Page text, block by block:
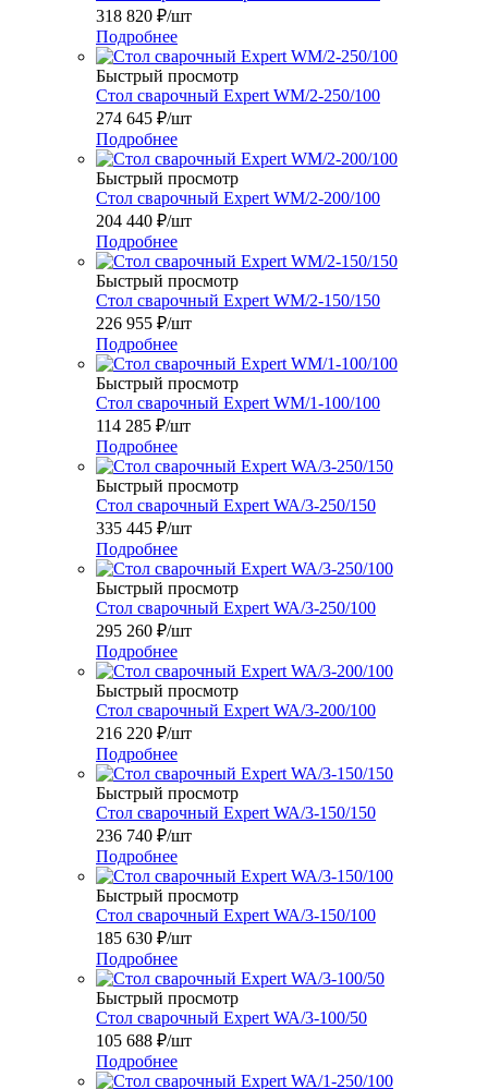
318 820 ₽/шт
Подробнее
Быстрый просмотр
Стол сварочный Expert WM/2-250/100
274 645 ₽/шт
Подробнее
Быстрый просмотр
Стол сварочный Expert WM/2-200/100
204 440 ₽/шт
Подробнее
Быстрый просмотр
Стол сварочный Expert WM/2-150/150
226 955 ₽/шт
Подробнее
Быстрый просмотр
Стол сварочный Expert WM/1-100/100
114 285 ₽/шт
Подробнее
Быстрый просмотр
Стол сварочный Expert WA/3-250/150
335 445 ₽/шт
Подробнее
Быстрый просмотр
Стол сварочный Expert WA/3-250/100
295 260 ₽/шт
Подробнее
Быстрый просмотр
Стол сварочный Expert WA/3-200/100
216 220 ₽/шт
Подробнее
Быстрый просмотр
Стол сварочный Expert WA/3-150/150
236 740 ₽/шт
Подробнее
Быстрый просмотр
Стол сварочный Expert WA/3-150/100
185 630 ₽/шт
Подробнее
Быстрый просмотр
Стол сварочный Expert WA/3-100/50
105 688 ₽/шт
Подробнее